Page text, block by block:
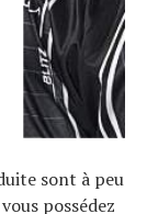
sont à peu
possédez